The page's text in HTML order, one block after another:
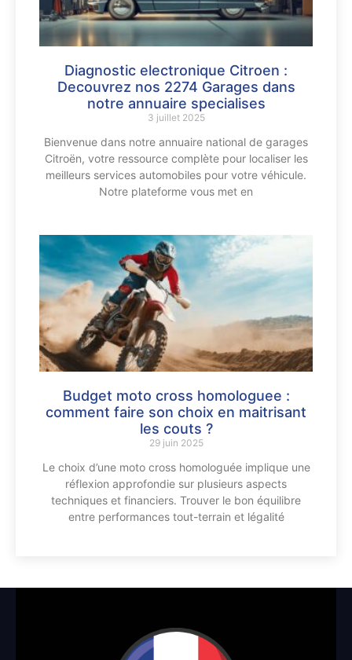
Diagnostic electronique Citroen :
Decouvrez nos 2274 Garages dans
notre annuaire specialises
3 juillet 2025
Bienvenue dans notre annuaire national de garages
Citroën, votre ressource complète pour localiser les
meilleurs services automobiles pour votre véhicule.
Notre plateforme vous met en
Budget moto cross homologuee :
comment faire son choix en maitrisant
les couts ?
29 juin 2025
Le choix d’une moto cross homologuée implique une
réflexion approfondie sur plusieurs aspects
techniques et financiers. Trouver le bon équilibre
entre performances tout-terrain et légalité